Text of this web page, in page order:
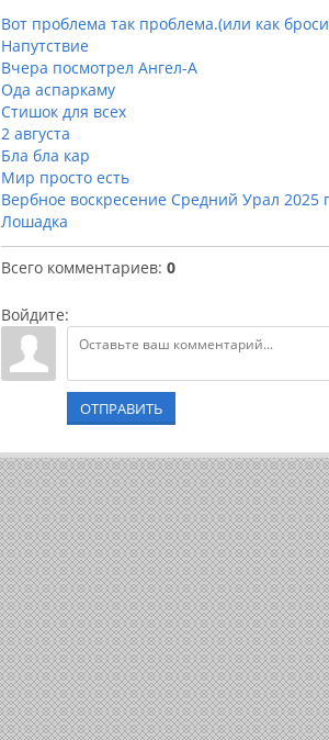
Вот проблема так проблема.(или как
Напутствие
Вчера посмотрел Ангел-А
Ода аспаркаму
Стишок для всех
2 августа
Бла бла кар
Мир просто есть
Вербное воскресение Средний Урал 2025 г
Лошадка
Всего комментариев: 0
Войдите:
ОТПРАВИТЬ